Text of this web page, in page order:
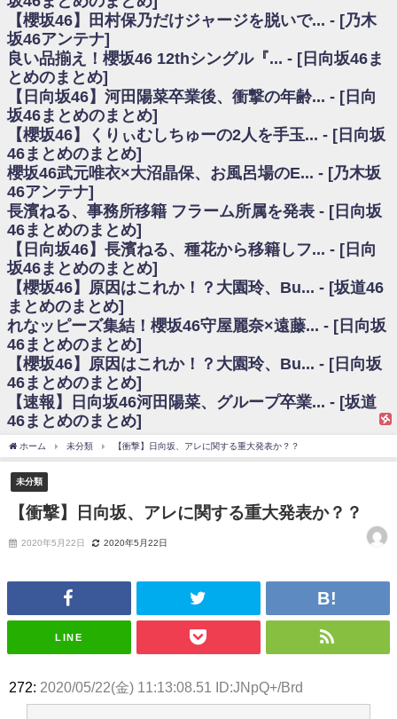
日向坂46まとめのまとめ / 【日向坂46】若林さん「笑えないぐらい師匠だ
から」佐々木久美と卒業後初の共演の様子がこちら！【激レアさん】
日向坂46まとめのまとめ / 【元日向坂46】情報解禁前で言えない！？丹生
ちゃん、メンバーと会った模様
乃木坂欅坂まとめのまとめ / 【日向坂46】この月、何かあるのか！？『お
願いバッハ！』ミーグリ日程がこちら
欅坂/日向坂46まとめのまとめ / 【櫻坂46】ミーグリで喧嘩！？山下瞳月、
これはマジギレしてる
乃木坂46アンテナ / 【櫻坂46】ハリソン守屋「ゆーづのせいです」【ラヴ
ィット!】
乃木坂あんてな ～乃木坂46・欅坂46・日向坂46のニュース・情報・話題
をピックアップ / 良い品揃え！櫻坂46 12thシングル『Make or Break』オフィ
シャルグッズ絶賛販売受付中
日向坂46まとめのまとめ / 【日向坂46】この月、何かあるのか！？『お願
いバッハ！』ミーグリ日程がこちら
日向坂46まとめのまとめ / 【元日向坂46】この卒業生、めちゃくちゃテレ
ビで見かけるな
欅坂/日向坂46まとめのまとめ / 【櫻坂46】リアルミーグリであの販売も！
『Make or Break』オフィシャルグッズ解禁
乃木坂46アンテナ / 【櫻坂46】ミーグリで喧嘩！？山下瞳月、これはマジ
ギレしてる
乃木坂あんてな ～乃木坂46・欅坂46・日向坂46のニュース・情報・話題
をピックアップ / れなッピーズ集結！櫻坂46守屋麗奈×遠藤理子、8/6「ラヴィ
ット！」水曜スタジオ出演決定
日向坂46まとめのまとめ / 【日向坂46】富田鈴花、次の事務所が決まって
そう！？
日向坂46まとめのまとめ / 【日向坂46】富田鈴花、次の事務所が決まって
そう！？
ハ！』ミーグリ日程がこちら
乃木坂あんてな ～乃木坂46・欅坂46・日向坂46のニュース・情報・話題
をピックアップ / 日向坂46卒業後初共演！佐々木久美さん、師匠オードリー若
欅坂46/日向坂46まとめのまとめ / 『anan』の表紙の櫻坂46さん、多様性
欅坂46/日向坂46まとめのまとめ / 日向坂46より重大発表！！！！
日向坂46まとめのまとめ / 【朗報】増田三莉音さんの生足
wwwwwwwwwwww
日向坂46まとめのまとめ / 筒井あやめ、アレをチラリ。こういう偶然の方
これも素晴らしい
【櫻坂46】田村保乃だけジャージを脱いで... - [乃木
坂46アンテナ]
良い品揃え！櫻坂46 12thシングル『... - [日向坂46ま
とめのまとめ]
【日向坂46】河田陽菜卒業後、衝撃の年齢... - [日向
坂46まとめのまとめ]
【櫻坂46】くりぃむしちゅーの2人を手玉... - [日向坂
46まとめのまとめ]
櫻坂46武元唯衣×大沼晶保、お風呂場のE... - [乃木坂
46アンテナ]
長濱ねる、事務所移籍 フラーム所属を発表 - [日向坂
46まとめのまとめ]
【日向坂46】長濱ねる、種花から移籍しフ... - [日向
坂46まとめのまとめ]
【櫻坂46】原因はこれか！？大園玲、Bu... - [坂道46
まとめのまとめ]
れなッピーズ集結！櫻坂46守屋麗奈×遠藤... - [日向坂
46まとめのまとめ]
【櫻坂46】原因はこれか！？大園玲、Bu... - [日向坂
46まとめのまとめ]
【速報】日向坂46河田陽菜、グループ卒業... - [坂道
46まとめのまとめ]
ホーム 未分類 【衝撃】日向坂、アレに関する重大発表か？？
未分類
【衝撃】日向坂、アレに関する重大発表か？？
2020年5月22日 2020年5月22日
LINE
272: 2020/05/22(金) 11:13:08.51 ID:JNpQ+/Brd